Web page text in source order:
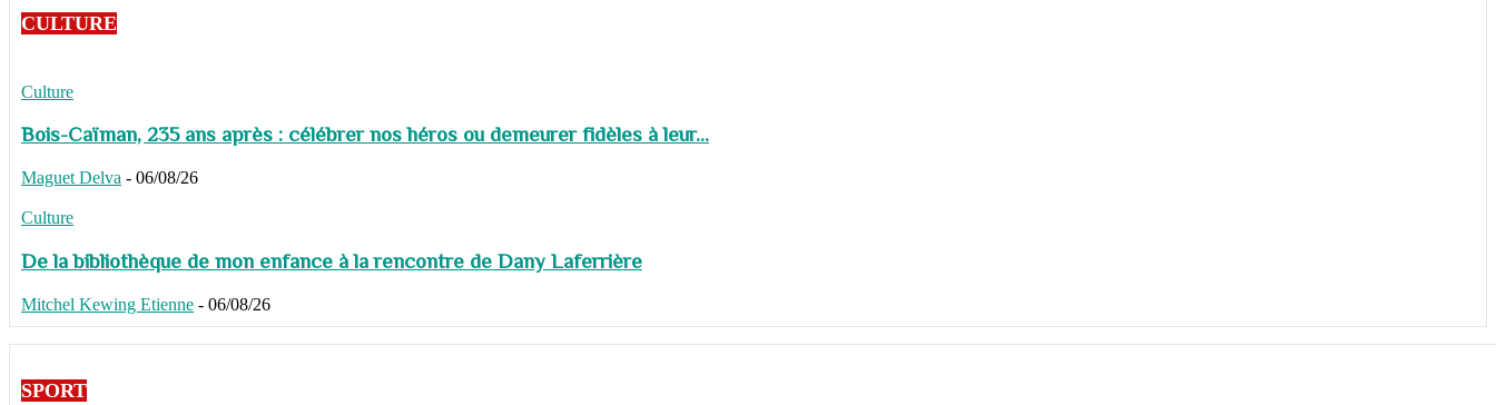
CULTURE
Culture
Bois-Caïman, 235 ans après : célébrer nos héros ou demeurer fidèles à leur...
Maguet Delva - 06/08/26
Culture
De la bibliothèque de mon enfance à la rencontre de Dany Laferrière
Mitchel Kewing Etienne - 06/08/26
SPORT